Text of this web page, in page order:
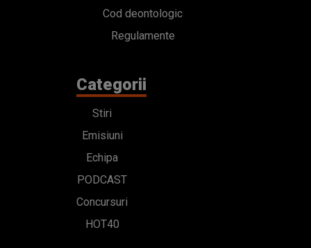
Cod deontologic
Regulamente
Categorii
Stiri
Emisiuni
Echipa
PODCAST
Concursuri
HOT40